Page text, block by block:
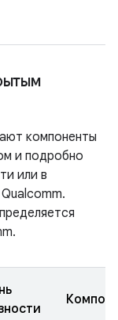
компоненты
и подробно
или в